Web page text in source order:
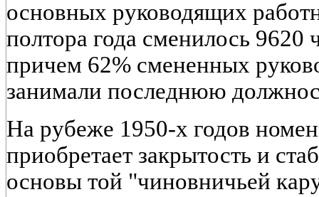
основных руководящих
полтора года сменилось 9620
причем 62% смененных
занимали последнюю
На рубеже 1950-х годов
приобретает закрытость и
основы той "чиновничьей